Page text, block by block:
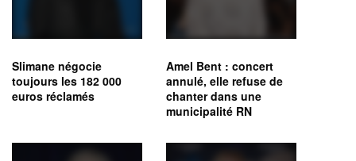
Slimane négocie
toujours les 182 000
euros réclamés
Amel Bent : concert
annulé, elle refuse de
chanter dans une
municipalité RN